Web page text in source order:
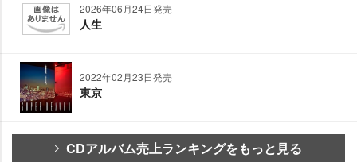
2026年06月24日発売
人生
2022年02月23日発売
東京
CDアルバム売上ランキングをもっと見る